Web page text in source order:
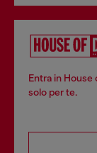
Entra in
solo per te.